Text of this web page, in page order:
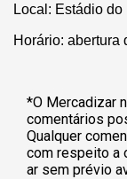
Local: Estádio
Horário: abertura
*O Mercadizar
comentários
Qualquer
com respeito a
ar sem prévio